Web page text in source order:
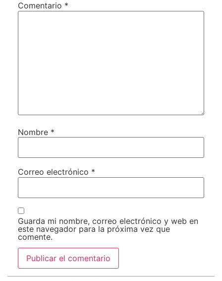
Comentario *
Nombre *
Correo electrónico *
Guarda mi nombre, correo electrónico y web en
este navegador para la próxima vez que
comente.